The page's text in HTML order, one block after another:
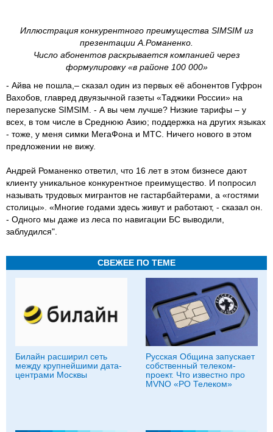
Иллюстрация конкурентного преимущества SIMSIM из
презентации А.Романенко.
Число абонентов раскрывается компанией через
формулировку «в районе 100 000»
- Айва не пошла,– сказал один из первых её абонентов Гуфрон
Вахобов, главред двуязычной газеты «Таджики России» на
перезапуске SIMSIM. - А вы чем лучше? Низкие тарифы – у
всех, в том числе в Среднюю Азию; поддержка на других языках
- тоже, у меня симки МегаФона и МТС. Ничего нового в этом
предложении не вижу.
Андрей Романенко ответил, что 16 лет в этом бизнесе дают
клиенту уникальное конкурентное преимущество. И попросил
называть трудовых мигрантов не гастарбайтерами, а «гостями
столицы». «Многие годами здесь живут и работают, - сказал он.
- Одного мы даже из леса по навигации БС выводили,
заблудился".
СВЕЖЕЕ ПО ТЕМЕ
Билайн расширил сеть
между крупнейшими дата-
центрами Москвы
Русская Община запускает
собственный телеком-
проект. Что известно про
MVNO «РО Телеком»